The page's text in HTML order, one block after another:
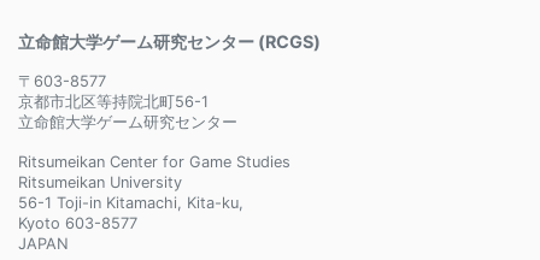
立命館大学ゲーム研究センター (RCGS)
〒603-8577
京都市北区等持院北町56-1
立命館大学ゲーム研究センター
Ritsumeikan Center for Game Studies
Ritsumeikan University
56-1 Toji-in Kitamachi, Kita-ku,
Kyoto 603-8577
JAPAN